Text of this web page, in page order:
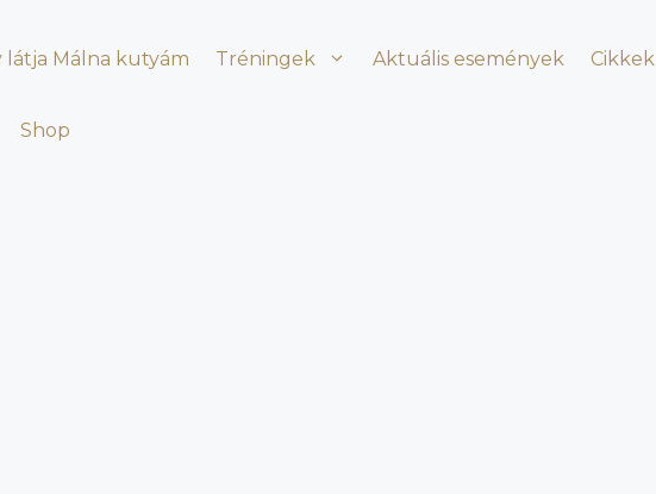
látja Málna kutyám Tréningek Aktuális események Cikkek
Shop